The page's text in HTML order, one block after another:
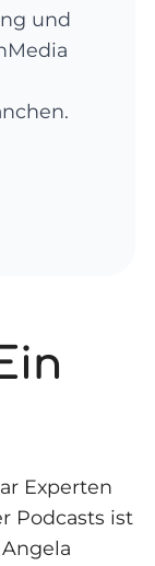
und
Experten
Podcasts ist